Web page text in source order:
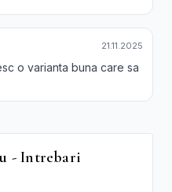
21.11.2025
o varianta buna care sa
- Intrebari